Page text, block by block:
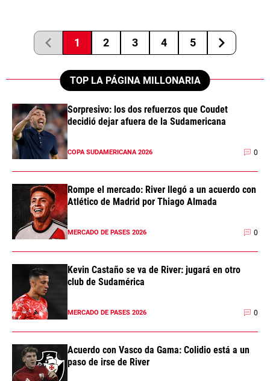
1 2 3 4 5
TOP LA PÁGINA MILLONARIA
Sorpresivo: los dos refuerzos que Coudet
decidió dejar afuera de la Sudamericana
COPA SUDAMERICANA 2026 0
Rompe el mercado: River llegó a un acuerdo con
Atlético de Madrid por Thiago Almada
MERCADO DE PASES 2026 0
Kevin Castaño se va de River: jugará en otro
club de Sudamérica
MERCADO DE PASES 2026 0
Acuerdo con Vasco da Gama: Colidio está a un
paso de irse de River